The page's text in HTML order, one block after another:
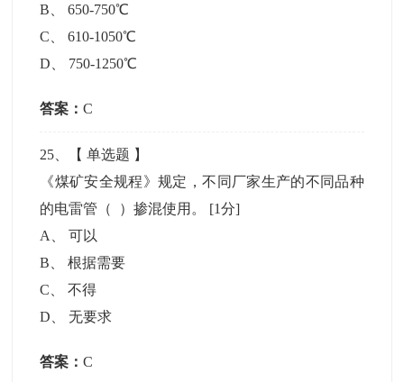
B 、650-750℃
C 、610-1050℃
D
750-1250℃
答案：C
25 、【单选题 】
《煤矿安全规程》规定，不同厂家生产的不同品种
的电雷管（ ）掺混使用。 [1分]
A
、可以
B 、根据需要
C 、不得
D 、无要求
答案：C